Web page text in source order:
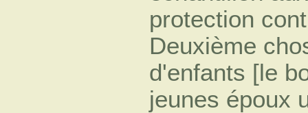
protection
Deuxième
d'enfants [le
jeunes époux